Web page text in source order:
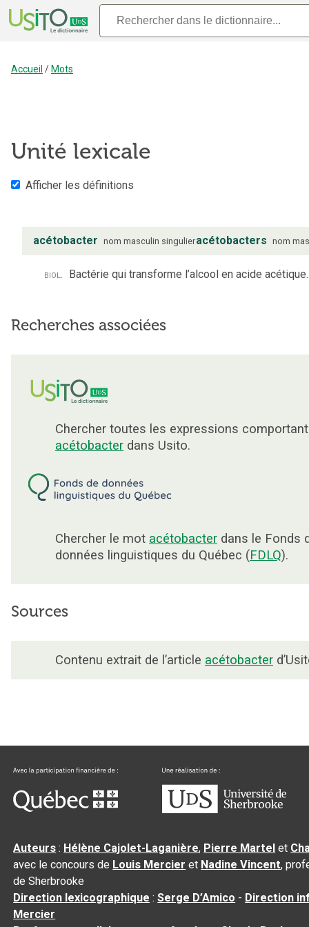
Accueil / Mots
Unité lexicale
Afficher les définitions
acétobacter nom masculin singulieracétobacters nom
biol. Bactérie qui transforme l’alcool en acide acétique.
Recherches associées
Chercher toutes les expressions
acétobacter dans Usito.
Chercher le mot acétobacter dans le Fonds
données linguistiques du Québec (FDLQ).
Sources
Contenu extrait de l’article acétobacter
Auteurs : Hélène Cajolet-Laganière, Pierre Martel et
avec le concours de Louis Mercier et Nadine Vincent,
de Sherbrooke
Direction lexicographique :Serge D’Amico - Direction
Mercier